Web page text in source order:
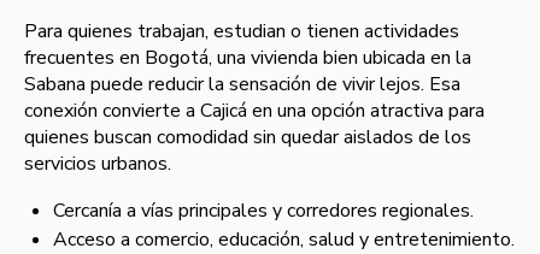
Para quienes trabajan, estudian o tienen actividades
frecuentes en Bogotá, una vivienda bien ubicada en la
Sabana puede reducir la sensación de vivir lejos. Esa
conexión convierte a Cajicá en una opción atractiva para
quienes buscan comodidad sin quedar aislados de los
servicios urbanos.
Cercanía a vías principales y corredores regionales.
Acceso a comercio, educación, salud y entretenimiento.